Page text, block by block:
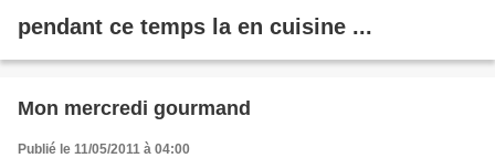
pendant ce temps la en cuisine ...
Mon mercredi gourmand
Publié le 11/05/2011 à 04:00